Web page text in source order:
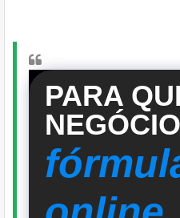
PARA